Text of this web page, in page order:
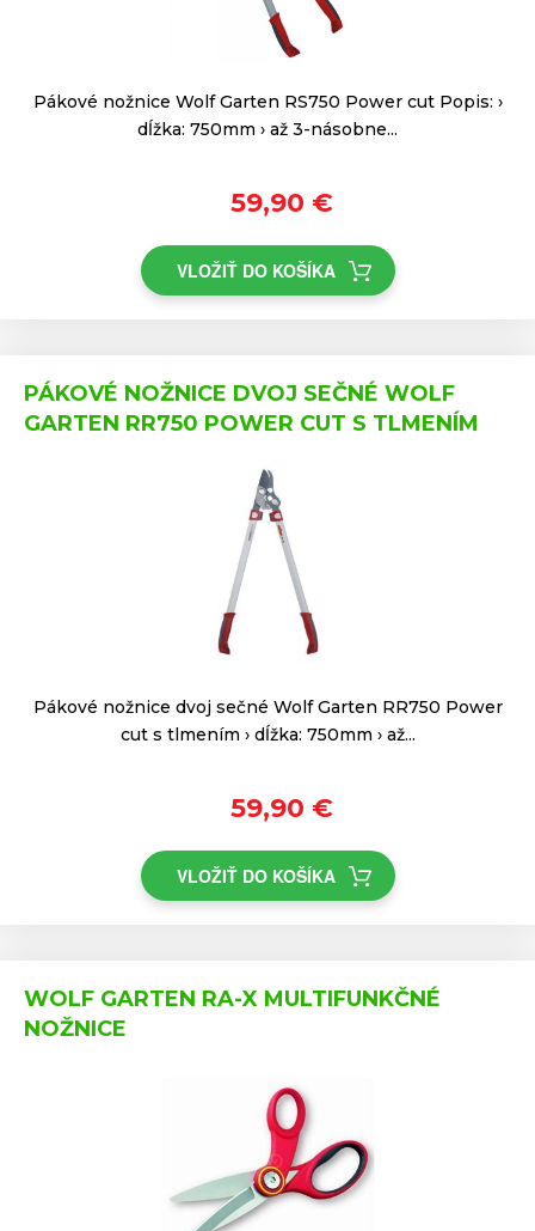
Pákové nožnice Wolf Garten RS750 Power cut Popis: ›
dĺžka: 750mm › až 3-násobne...
59,90 €
VLOŽIŤ DO KOŠÍKA
PÁKOVÉ NOŽNICE DVOJ SEČNÉ WOLF
GARTEN RR750 POWER CUT S TLMENÍM
Pákové nožnice dvoj sečné Wolf Garten RR750 Power
cut s tlmením › dĺžka: 750mm › až...
59,90 €
VLOŽIŤ DO KOŠÍKA
WOLF GARTEN RA-X MULTIFUNKČNÉ
NOŽNICE